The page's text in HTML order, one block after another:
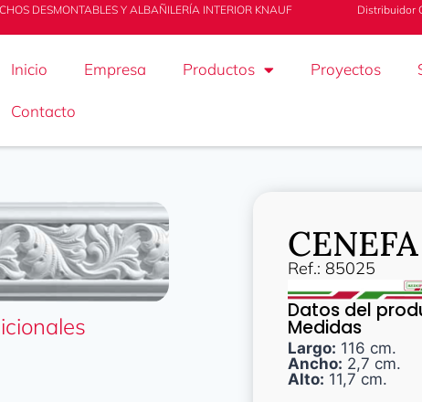
DESMONTABLES Y ALBAÑILERÍA INTERIOR KNAUF Distribuidor
Inicio Empresa Productos Proyectos
Contacto
Ref.: 85025
Datos del
Medidas
Largo: 116 cm.
Ancho: 2,7 cm.
Alto: 11,7 cm.